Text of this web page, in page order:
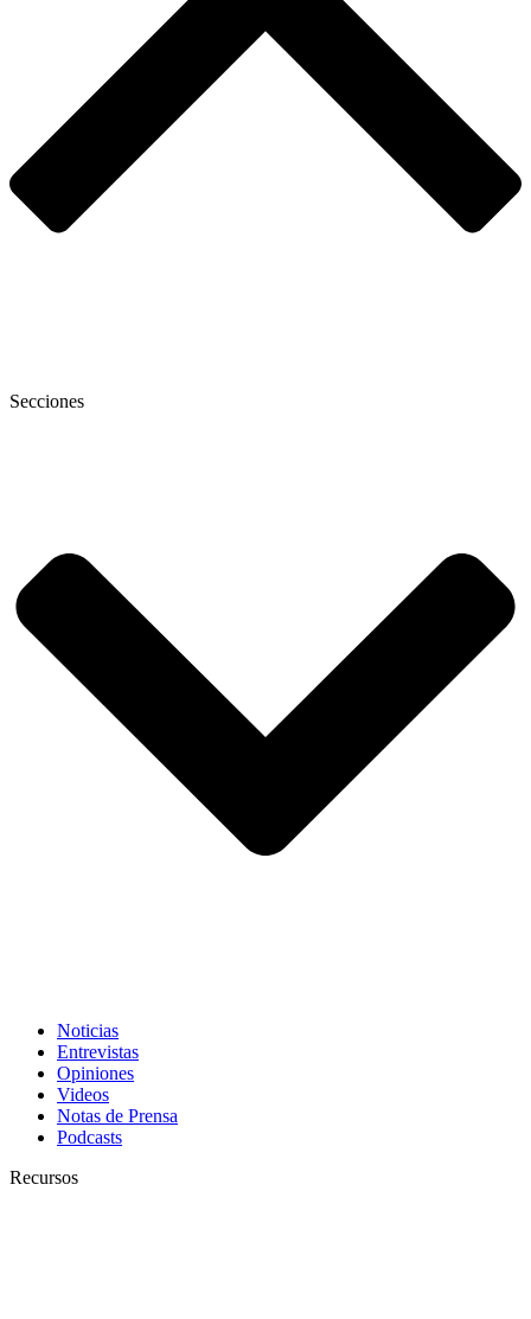
Secciones
Noticias
Entrevistas
Opiniones
Videos
Notas de Prensa
Podcasts
Recursos